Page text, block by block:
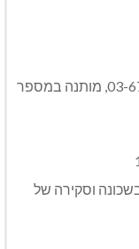
יש להרשם מראש באתר או בטלפון: 03-6725124, מותנה במספר
וסקירה של